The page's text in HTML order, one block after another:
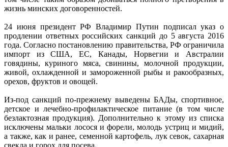
жизнь минских договоренностей.
24 июня президент РФ Владимир Путин подписал указ о
продлении ответных российских санкций до 5 августа 2016
года. Согласно постановлению правительства, РФ ограничила
импорт из США, ЕС, Канады, Норвегии и Австралии
говядины, куриного мяса, свинины, молочной продукции,
живой, охлажденной и замороженной рыбы и ракообразных,
орехов, фруктов и овощей.
Из-под санкций по-прежнему выведены БАДы, спортивное,
детское и лечебно-профилактическое питание (в том числе
безлактозная продукция). Дополнительно к этому из списка
исключены мальки лосося и форели, молодь устриц и мидий,
а также, как и ранее, семенной картофель, лук севок, сахарная
свекла и горох для посева.